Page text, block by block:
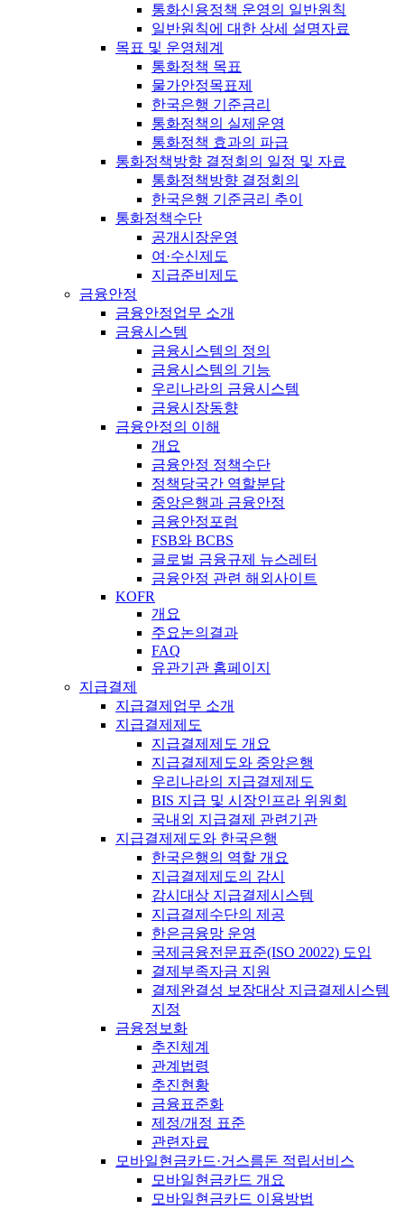
통화신용정책 운영의 일반원칙
일반원칙에 대한 상세 설명자료
목표 및 운영체계
통화정책 목표
물가안정목표제
한국은행 기준금리
통화정책의 실제운영
통화정책 효과의 파급
통화정책방향 결정회의 일정 및 자료
통화정책방향 결정회의
한국은행 기준금리 추이
통화정책수단
공개시장운영
여·수신제도
지급준비제도
금융안정
금융안정업무 소개
금융시스템
금융시스템의 정의
금융시스템의 기능
우리나라의 금융시스템
금융시장동향
금융안정의 이해
개요
금융안정 정책수단
정책당국간 역할분담
중앙은행과 금융안정
금융안정포럼
FSB와 BCBS
글로벌 금융규제 뉴스레터
금융안정 관련 해외사이트
KOFR
개요
주요논의결과
FAQ
유관기관 홈페이지
지급결제
지급결제업무 소개
지급결제제도
지급결제제도 개요
지급결제제도와 중앙은행
우리나라의 지급결제제도
BIS 지급 및 시장인프라 위원회
국내외 지급결제 관련기관
지급결제제도와 한국은행
한국은행의 역할 개요
지급결제제도의 감시
감시대상 지급결제시스템
지급결제수단의 제공
한은금융망 운영
국제금융전문표준(ISO 20022) 도입
결제부족자금 지원
결제완결성 보장대상 지급결제시스템
지정
금융정보화
추진체계
관계법령
추진현황
금융표준화
제정/개정 표준
관련자료
모바일현금카드·거스름돈 적립서비스
모바일현금카드 개요
모바일현금카드 이용방법